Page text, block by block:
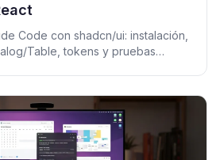
Code con shadcn/ui: instalación,
Table, tokens y pruebas